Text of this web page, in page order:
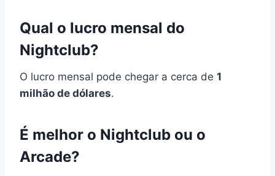
Qual o lucro mensal do
Nightclub?
O lucro mensal pode chegar a cerca de 1
milhão de dólares.
É melhor o Nightclub ou o
Arcade?